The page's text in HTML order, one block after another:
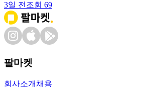
3일 전 조회 69
팔마켓
회사소개 채용